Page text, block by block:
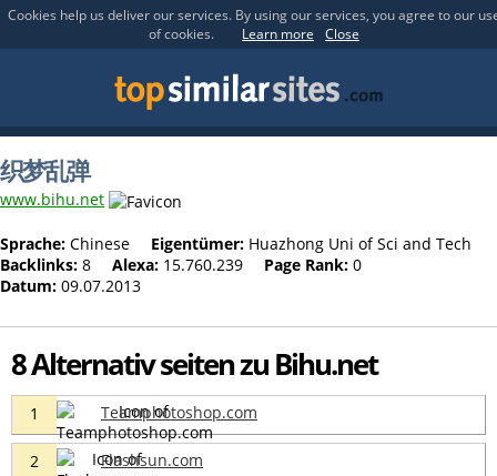
Cookies help us deliver our services. By using our services, you agree to our
of cookies.
Learn more Close
织梦乱弹
www.bihu.net
Sprache: Chinese Eigentümer: Huazhong Uni of Sci and Tech
Backlinks: 8 Alexa: 15.760.239 Page Rank: 0
Datum: 09.07.2013
8 Alternativ seiten zu Bihu.net
1 Teamphotoshop.com
2 Flashsun.com